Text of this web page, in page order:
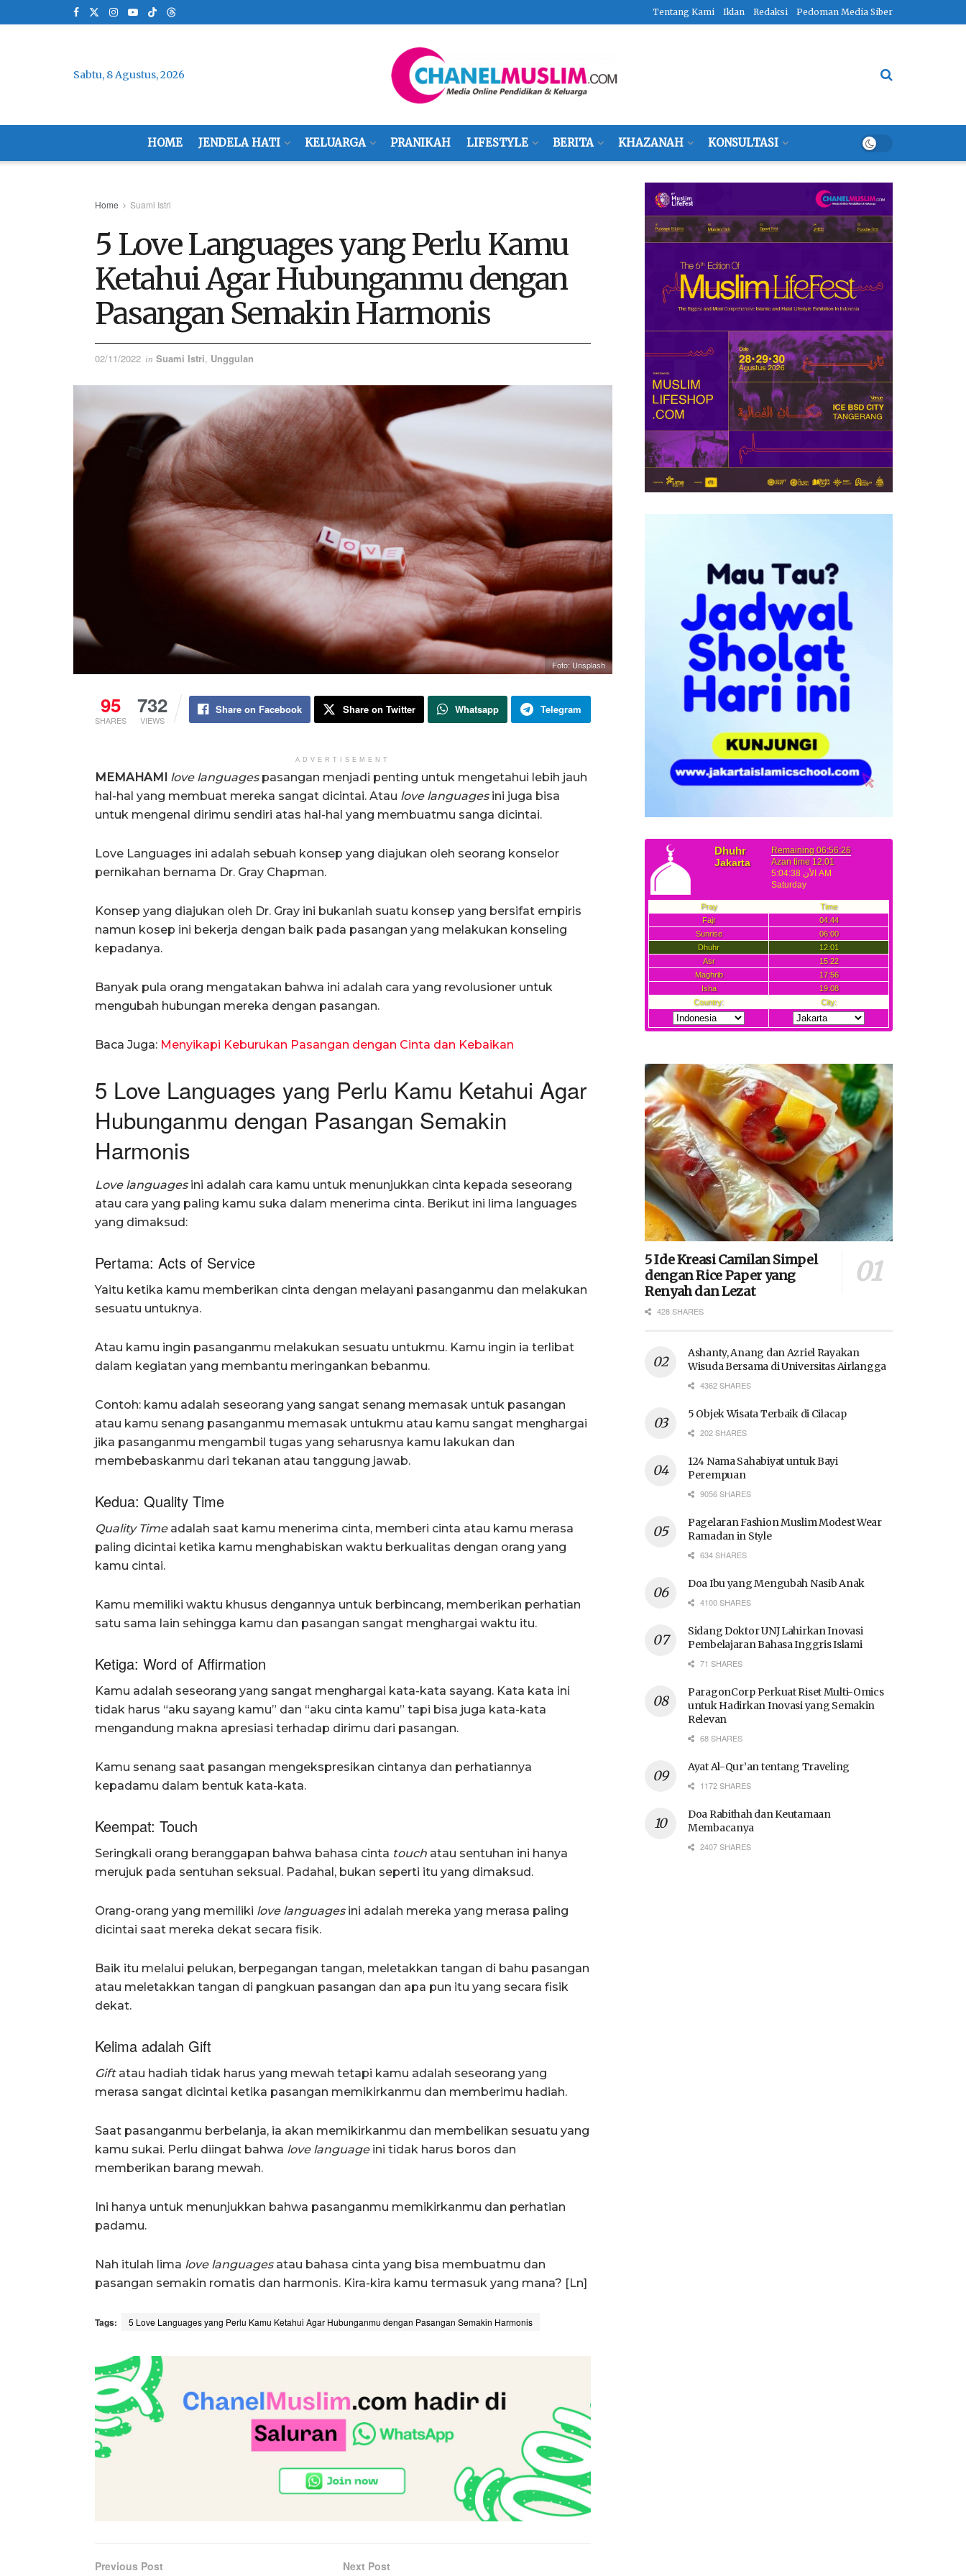
Tentang Kami Iklan Redaksi Pedoman Media Siber
Sabtu, 8 Agustus, 2026
HOME JENDELA HATI KELUARGA PRANIKAH LIFESTYLE BERITA KHAZANAH KONSULTASI
Home Suami Istri
5 Love Languages yang Perlu Kamu
Ketahui Agar Hubunganmu dengan
Pasangan Semakin Harmonis
02/11/2022 in Suami Istri, Unggulan
Foto: Unsplash
95
SHARES
732
VIEWS
Share on Facebook Share on Twitter Whatsapp Telegram
ADVERTISEMENT
MEMAHAMI love languagespasangan menjadi penting untuk mengetahui lebih jauh
hal-hal yang membuat mereka sangat dicintai. Atau love languagesini juga bisa
untuk mengenal dirimu sendiri atas hal-hal yang membuatmu sanga dicintai.
Love Languages ini adalah sebuah konsep yang diajukan oleh seorang konselor
pernikahan bernama Dr. Gray Chapman.
Konsep yang diajukan oleh Dr. Gray ini bukanlah suatu konsep yang bersifat empiris
namun kosep ini bekerja dengan baik pada pasangan yang melakukan konseling
kepadanya.
Banyak pula orang mengatakan bahwa ini adalah cara yang revolusioner untuk
mengubah hubungan mereka dengan pasangan.
Baca Juga: Menyikapi Keburukan Pasangan dengan Cinta dan Kebaikan
5 Love Languages yang Perlu Kamu Ketahui Agar
Hubunganmu dengan Pasangan Semakin
Harmonis
Love languagesini adalah cara kamu untuk menunjukkan cinta kepada seseorang
atau cara yang paling kamu suka dalam menerima cinta. Berikut ini lima languages
yang dimaksud:
Pertama: Acts of Service
Yaitu ketika kamu memberikan cinta dengan melayani pasanganmu dan melakukan
sesuatu untuknya.
Atau kamu ingin pasanganmu melakukan sesuatu untukmu. Kamu ingin ia terlibat
dalam kegiatan yang membantu meringankan bebanmu.
Contoh: kamu adalah seseorang yang sangat senang memasak untuk pasangan
atau kamu senang pasanganmu memasak untukmu atau kamu sangat menghargai
jika pasanganmu mengambil tugas yang seharusnya kamu lakukan dan
membebaskanmu dari tekanan atau tanggung jawab.
Kedua: Quality Time
Quality Timeadalah saat kamu menerima cinta, memberi cinta atau kamu merasa
paling dicintai ketika kamu menghabiskan waktu berkualitas dengan orang yang
kamu cintai.
Kamu memiliki waktu khusus dengannya untuk berbincang, memberikan perhatian
satu sama lain sehingga kamu dan pasangan sangat menghargai waktu itu.
Ketiga: Word of Affirmation
Kamu adalah seseorang yang sangat menghargai kata-kata sayang. Kata kata ini
tidak harus “aku sayang kamu” dan “aku cinta kamu” tapi bisa juga kata-kata
mengandung makna apresiasi terhadap dirimu dari pasangan.
Kamu senang saat pasangan mengekspresikan cintanya dan perhatiannya
kepadamu dalam bentuk kata-kata.
Keempat: Touch
Seringkali orang beranggapan bahwa bahasa cinta touch atau sentuhan ini hanya
merujuk pada sentuhan seksual. Padahal, bukan seperti itu yang dimaksud.
Orang-orang yang memiliki love languagesini adalah mereka yang merasa paling
dicintai saat mereka dekat secara fisik.
Baik itu melalui pelukan, berpegangan tangan, meletakkan tangan di bahu pasangan
atau meletakkan tangan di pangkuan pasangan dan apa pun itu yang secara fisik
dekat.
Kelima adalah Gift
Giftatau hadiah tidak harus yang mewah tetapi kamu adalah seseorang yang
merasa sangat dicintai ketika pasangan memikirkanmu dan memberimu hadiah.
Saat pasanganmu berbelanja, ia akan memikirkanmu dan membelikan sesuatu yang
kamu sukai. Perlu diingat bahwa love languageini tidak harus boros dan
memberikan barang mewah.
Ini hanya untuk menunjukkan bahwa pasanganmu memikirkanmu dan perhatian
padamu.
Nah itulah lima love languagesatau bahasa cinta yang bisa membuatmu dan
pasangan semakin romatis dan harmonis. Kira-kira kamu termasuk yang mana? [Ln]
Tags: 5 Love Languages yang Perlu Kamu Ketahui Agar Hubunganmu dengan Pasangan Semakin Harmonis
Previous Post Next Post
5 Ide Kreasi Camilan Simpel
dengan Rice Paper yang
Renyah dan Lezat
428 SHARES
Ashanty, Anang dan Azriel Rayakan
Wisuda Bersama di Universitas Airlangga
4362 SHARES
5 Objek Wisata Terbaik di Cilacap
202 SHARES
124 Nama Sahabiyat untuk Bayi
Perempuan
9056 SHARES
Pagelaran Fashion Muslim Modest Wear
Ramadan in Style
634 SHARES
Doa Ibu yang Mengubah Nasib Anak
4100 SHARES
Sidang Doktor UNJ Lahirkan Inovasi
Pembelajaran Bahasa Inggris Islami
71 SHARES
ParagonCorp Perkuat Riset Multi-Omics
untuk Hadirkan Inovasi yang Semakin
Relevan
68 SHARES
Ayat Al-Qur’an tentang Traveling
1172 SHARES
Doa Rabithah dan Keutamaan
Membacanya
2407 SHARES